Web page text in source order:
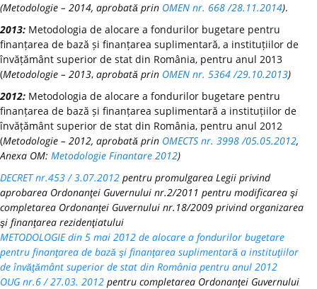
(Metodologie – 2014, aprobată prin OMEN nr. 668 /28.11.2014).
2013: Metodologia de alocare a fondurilor bugetare pentru
finanțarea de bază și finanțarea suplimentară, a instituțiilor de
învățământ superior de stat din România, pentru anul 2013
(Metodologie – 2013, aprobată prin OMEN nr. 5364 /29.10.2013)
2012: Metodologia de alocare a fondurilor bugetare pentru
finanțarea de bază și finanțarea suplimentară a instituțiilor de
învățământ superior de stat din România, pentru anul 2012
(Metodologie – 2012, aprobată prin OMECTS nr. 3998 /05.05.2012,
Anexa OM: Metodologie Finantare 2012)
DECRET nr.453 / 3.07.2012 pentru promulgarea Legii privind
aprobarea Ordonanţei Guvernului nr.2/2011 pentru modificarea şi
completarea Ordonanţei Guvernului nr.18/2009 privind organizarea
şi finanţarea rezidenţiatului
METODOLOGIE din 5 mai 2012 de alocare a fondurilor bugetare
pentru finanţarea de bază şi finanţarea suplimentară a instituţiilor
de învăţământ superior de stat din România pentru anul 2012
OUG nr.6 / 27.03. 2012 pentru completarea Ordonanţei Guvernului